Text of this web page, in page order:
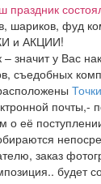
шариков, фуд
и АКЦИИ!
– значит у Вас
съедобных
почты,-
о её
заказ
будет